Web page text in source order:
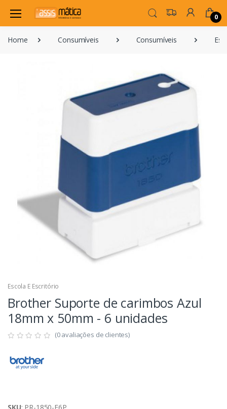
0
Home Consumíveis Consumíveis
Escola E Escritório
Brother Suporte de carimbos Azul
18mm x 50mm - 6 unidades
(0 avaliações de clientes)